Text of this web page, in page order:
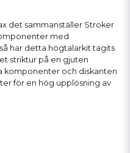
det sammanställer Stroker
med
har detta högtalarkit tagits
striktur på en gjuten
komponenter och diskanten
för en hög upplösning av